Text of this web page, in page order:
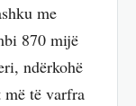
me
870 mijë
ndërkohë
më të varfra